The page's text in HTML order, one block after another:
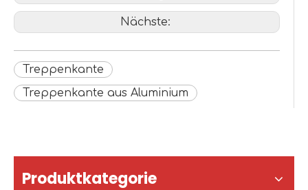
Nächste:
Treppenkante
Treppenkante aus Aluminium
Produktkategorie